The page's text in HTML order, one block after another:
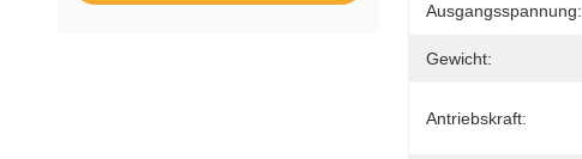
Ausgangsspannung:
Gewicht:
Antriebskraft: